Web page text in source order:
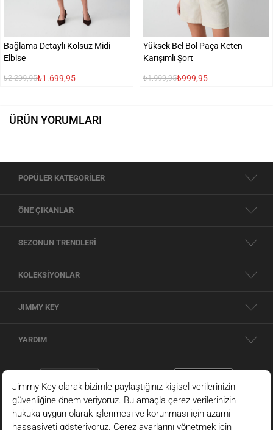
Bağlama Detaylı Kolsuz Midi
Elbise
₺2.299,95₺1.699,95
Yüksek Bel Bol Paça Keten
Karışımlı Şort
₺1.999,95₺999,95
ÜRÜN YORUMLARI
POPÜLER KATEGORİLER
ÖNE ÇIKANLAR
SEZONUN TRENDLERİ
KOLEKSİYONLAR
JIMMY KEY
YARDIM